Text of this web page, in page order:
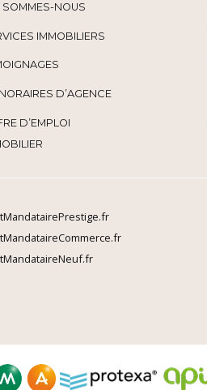
SOMMES-NOUS
IMMOBILIERS
D’AGENCE
D’EMPLOI